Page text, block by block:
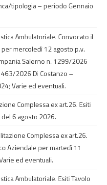
tipologia – periodo Gennaio
Ambulatoriale. Convocato il
mercoledì 12 agosto p.v.
Salerno n. 1299/2026
2026 Di Costanzo –
Varie ed eventuali.
Complessa ex art.26. Esiti
6 agosto 2026.
Complessa ex art.26.
Aziendale per martedì 11
ed eventuali.
Ambulatoriale. Esiti Tavolo